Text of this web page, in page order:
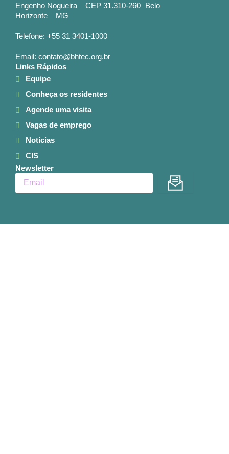
Engenho Nogueira – CEP 31.310-260 Belo
Horizonte – MG
Telefone: +55 31 3401-1000
Email: contato@bhtec.org.br
Links Rápidos
Equipe
Conheça os residentes
Agende uma visita
Vagas de emprego
Notícias
CIS
Newsletter
Enviar